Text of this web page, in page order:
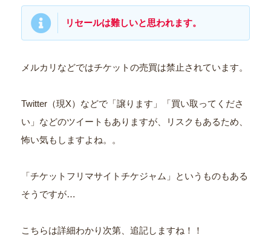
リセールは難しいと思われます。
メルカリなどではチケットの売買は禁止されています。
Twitter（現X）などで「譲ります」「買い取ってくださ
い」などのツイートもありますが、リスクもあるため、
怖い気もしますよね。。
「チケットフリマサイトチケジャム」というものもある
そうですが…
こちらは詳細わかり次第、追記しますね！！